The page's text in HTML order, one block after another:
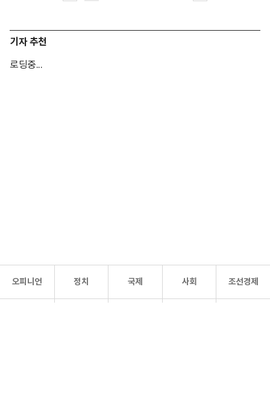
기자 추천
로딩중...
오피니언 정치 국제 사회 조선경제